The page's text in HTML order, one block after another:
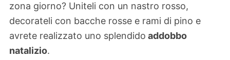
zona giorno? Uniteli con un nastro rosso,
decorateli con bacche rosse e rami di pino e
avrete realizzato uno splendido addobbo
natalizio.